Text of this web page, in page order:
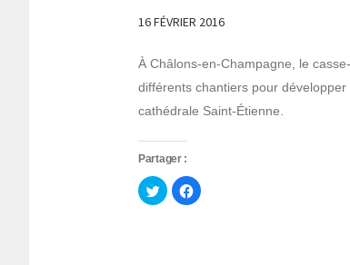
16 FÉVRIER 2016
À Châlons-en-Champagne, le
différents chantiers pour
cathédrale Saint-Étienne.
Partager :
Cliquez
pour
partager
Cliquez
pour